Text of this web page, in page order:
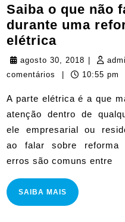
Saiba o que não
durante uma
elétricaSaiba
o
que
fazer
durante
uma
reforma
elétrica
agosto 30, 2018 agosto
30,
comentários
10:55 pm
A parte elétrica é a que
atenção dentro de
ele empresarial ou
ao falar sobre reforma
erros são comuns entre
SAIBA MAIS SAIBA
MAIS